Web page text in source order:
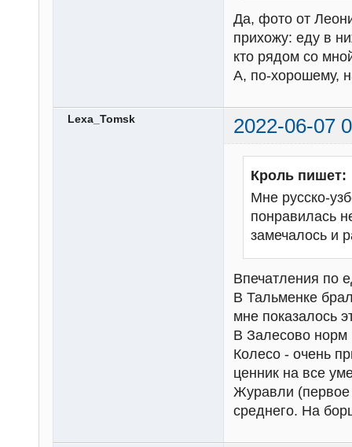
Да, фото от
прихожу: еду в
кто рядом со
А, по-хорошему,
Lexa_Tomsk 2022-06-07
Кроль пишет:
Мне русско-
понравилась
замечалось и
Впечатления по
В Тальменке
мне показалось
В Залесово норм
Колесо - очень
ценник на все
Журавли (первое
среднего. На